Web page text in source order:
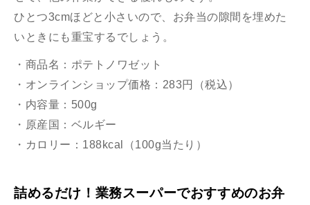
ひとつ3cmほどと小さいので、お弁当の隙間を埋めた
いときにも重宝するでしょう。
・商品名：ポテトノワゼット
・オンラインショップ価格：283円（税込）
・内容量：500g
・原産国：ベルギー
・カロリー：188kcal（100g当たり）
詰めるだけ！業務スーパーでおすすめのお弁